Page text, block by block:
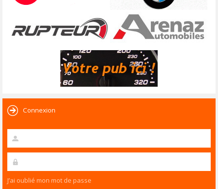
Connexion
J’ai oublié mon mot de passe